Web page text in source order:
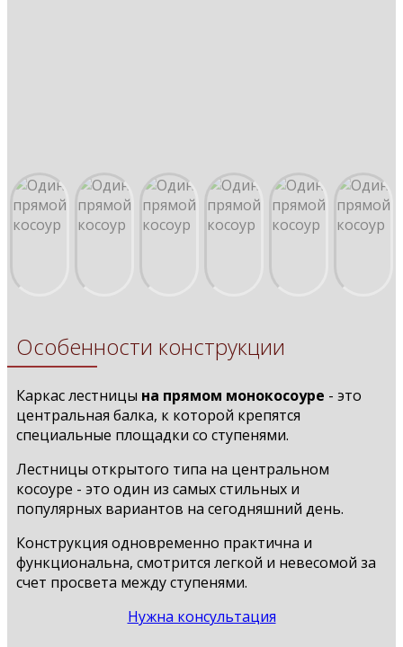
Особенности конструкции
Каркас лестницы на прямом монокосоуре - это
центральная балка, к которой крепятся
специальные площадки со ступенями.
Лестницы открытого типа на центральном
косоуре - это один из самых стильных и
популярных вариантов на сегодняшний день.
Конструкция одновременно практична и
функциональна, смотрится легкой и невесомой за
счет просвета между ступенями.
Нужна консультация